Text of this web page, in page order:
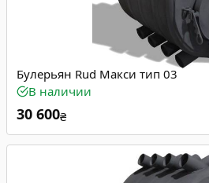
Булерьян Rud Макси тип 03
В наличии
30 600₴